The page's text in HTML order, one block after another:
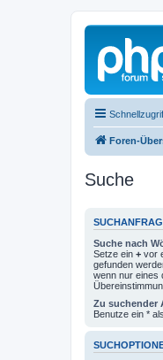
Foren-
Suche
Suche nach
Setze ein + vor
gefunden
wenn nur eines
Zu suchender
Benutze ein *